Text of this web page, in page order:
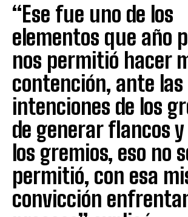
“Ese fue uno de los
elementos que año
nos permitió hacer
contención, ante las
intenciones de los
de generar flancos
los gremios, eso no
permitió, con esa
convicción